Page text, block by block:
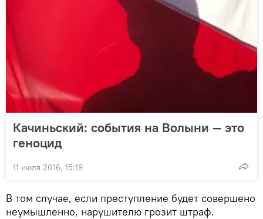
Качиньский: события на Волыни — это
геноцид
11 июля 2016, 15:19
В том случае, если преступление будет совершено
неумышленно, нарушителю грозит штраф.